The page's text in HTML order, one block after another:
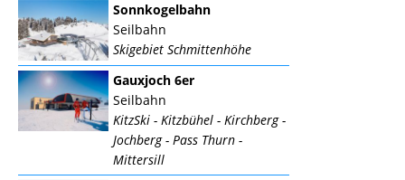
Sonnkogelbahn
Seilbahn
Skigebiet Schmittenhöhe
Gauxjoch 6er
Seilbahn
KitzSki - Kitzbühel - Kirchberg -
Jochberg - Pass Thurn -
Mittersill